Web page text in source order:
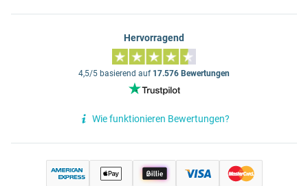
Hervorragend
4,5/5 basierend auf 17.576 Bewertungen
Wie funktionieren Bewertungen?